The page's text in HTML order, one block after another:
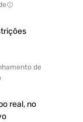
de
real, no